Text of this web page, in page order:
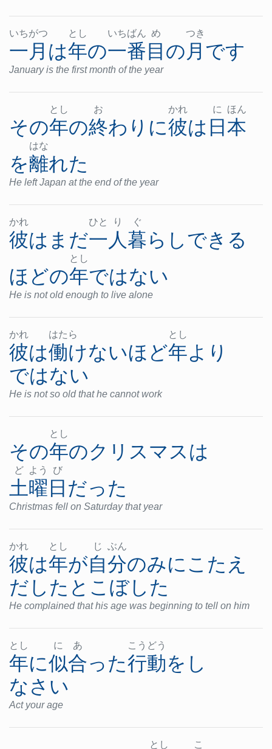
いちがつ
一月 は
とし
年の
いちばん
一番
め
目 の
つき
月 です
January is the first month of the year
その
とし
年の
お
終わり に
かれ
彼は
に ほん
日本
を
はな
離れた
He left Japan at the end of the year
かれ
彼は まだ
ひと り ぐ
一人暮らしできる
ほどの
とし
年ではない
He is not old enough to live alone
かれ
彼は
はた ら
働けないほど
とし
年より
ではない
He is not so old that he cannot work
その
とし
年のクリスマスは
ど よう び
土曜日 だった
Christmas fell on Saturday that year
かれ
彼は
とし
年が
じ ぶん
自分のみにこたえ
だした と こぼした
He complained that his age was beginning to tell on him
とし
年に
に あ
似合った
こう どう
行動を し
なさい
Act your age
とし こ